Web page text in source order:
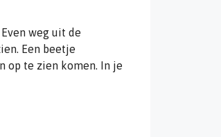
weg uit de
Een beetje
op te zien komen. In je